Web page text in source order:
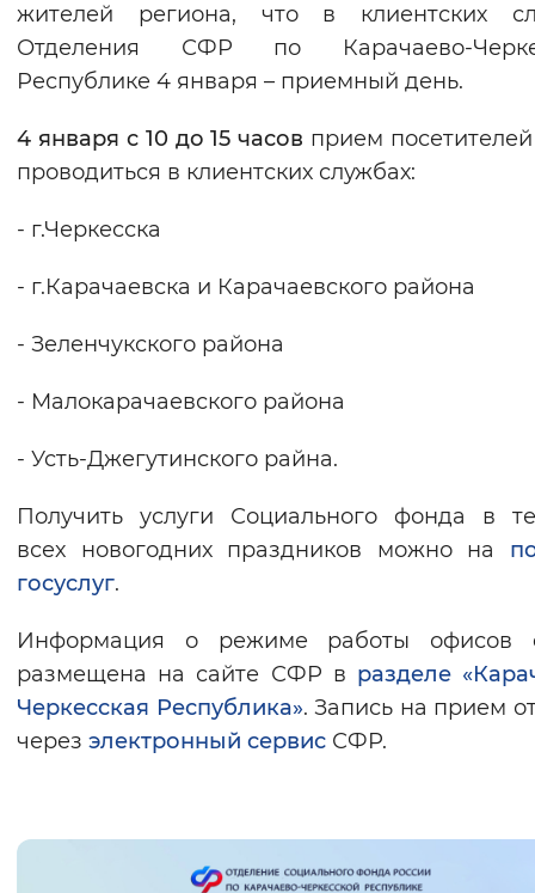
Монохромный Инверсивный
Синий фон
Изображения
Включены Выключены
Воспроизвести Остановить
Вернуть стандартные настройки
жителей региона, что в клиентских
Отделения СФР по Карачаево-
Республике 4 января – приемный день.
4 января с 10 до 15 часов прием
проводиться в клиентских службах:
- г.Черкесска
- г.Карачаевска и Карачаевского района
- Зеленчукского района
- Малокарачаевского района
- Усть-Джегутинского райна.
Получить услуги Социального фонда в
всех новогодних праздников можно на
госуслуг.
Информация о режиме работы офисов
размещена на сайте СФР в разделе
Черкесская Республика». Запись на прием
через электронный сервис СФР.